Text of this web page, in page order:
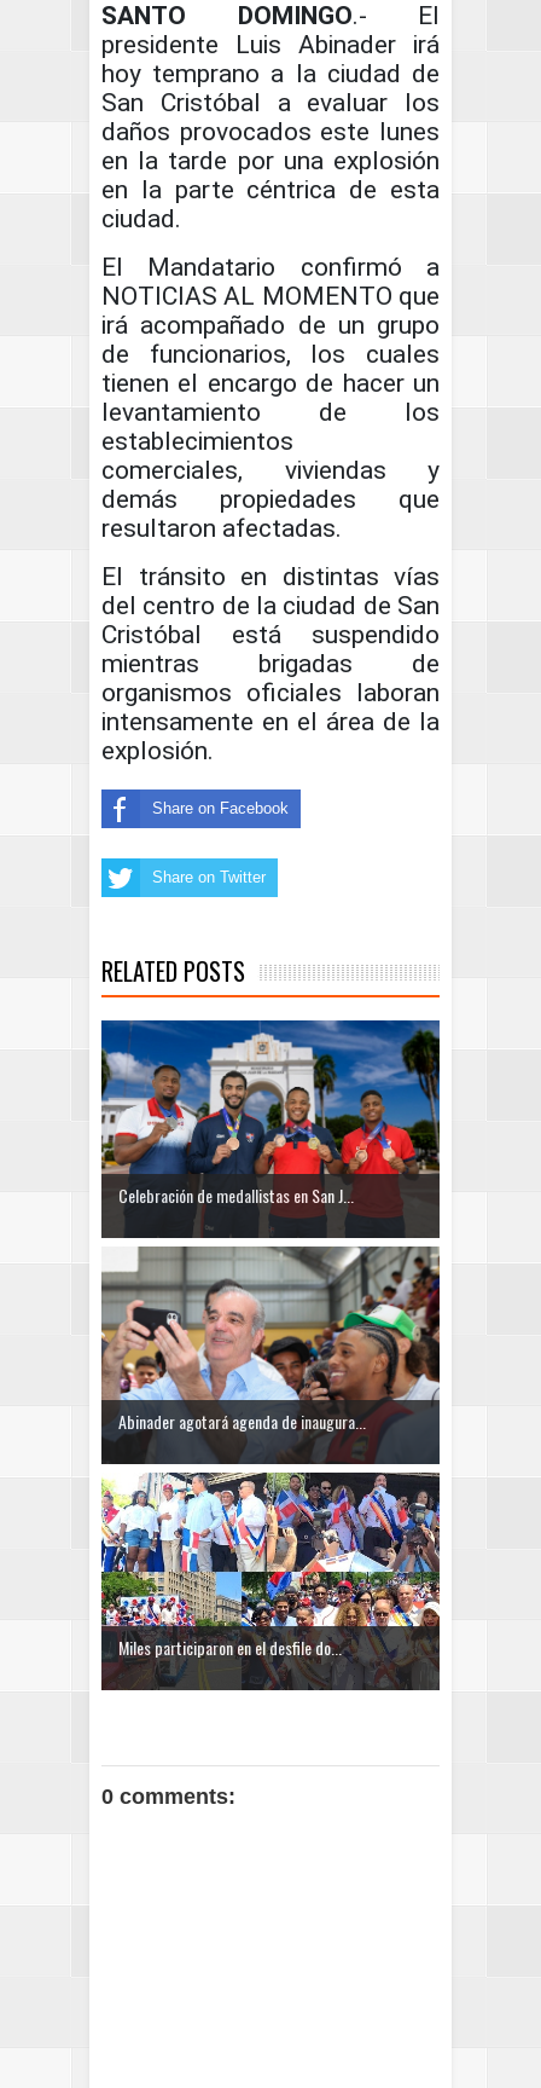
SANTO DOMINGO.- El
presidente Luis Abinader irá
hoy temprano a la ciudad de
San Cristóbal a evaluar los
daños provocados este lunes
en la tarde por una explosión
en la parte céntrica de esta
ciudad.
El Mandatario confirmó a
NOTICIAS AL MOMENTO que
irá acompañado de un grupo
de funcionarios, los cuales
tienen el encargo de hacer un
levantamiento de los
establecimientos
comerciales, viviendas y
demás propiedades que
resultaron afectadas.
El tránsito en distintas vías
del centro de la ciudad de San
Cristóbal está suspendido
mientras brigadas de
organismos oficiales laboran
intensamente en el área de la
explosión.
Share on Facebook
Share on Twitter
RELATED POSTS
Celebración de medallistas en San J...
Abinader agotará agenda de inaugura...
Miles participaron en el desfile do...
0 comments: